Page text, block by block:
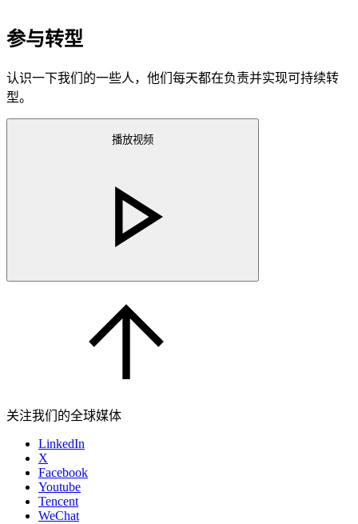
参与转型
认识一下我们的一些人，他们每天都在负责并实现可持续转
型。
播放视频
关注我们的全球媒体
LinkedIn
X
Facebook
Youtube
Tencent
WeChat